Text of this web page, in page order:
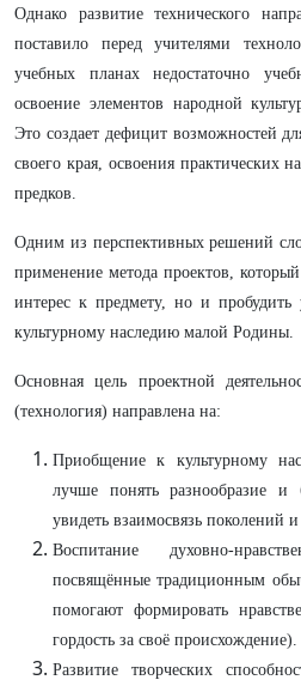
Однако развитие технического
поставило перед учителями
учебных планах недостаточно
освоение элементов народной
Это создает дефицит возможностей
своего края, освоения практических
предков.
Одним из перспективных решений
применение метода проектов,
интерес к предмету, но и пробудить
культурному наследию малой Родины.
Основная цель проектной
(технология) направлена на:
Приобщение к культурному
лучше понять разнообразие и
увидеть взаимосвязь поколений
Воспитание духовно-
посвящённые традиционным
помогают формировать
гордость за своё происхождение).
Развитие творческих